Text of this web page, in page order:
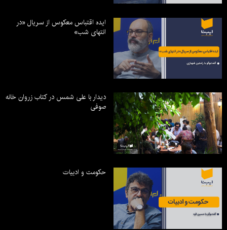
ایده اقتباس معکوس از سریال «در
انتهای شب»
دیدار با علی شمس در کتاب زروان خانه
صوفی
حکومت و ادبیات